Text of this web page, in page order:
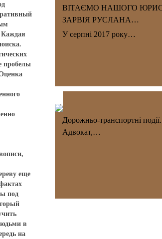
Каждая
пробелы
еще
под
в
на
ВІТАЄМО НАШОГО
ЗАРВІЯ РУСЛАНА…
У серпні 2017 року…
Дорожньо-транспортні події.
Адвокат,…